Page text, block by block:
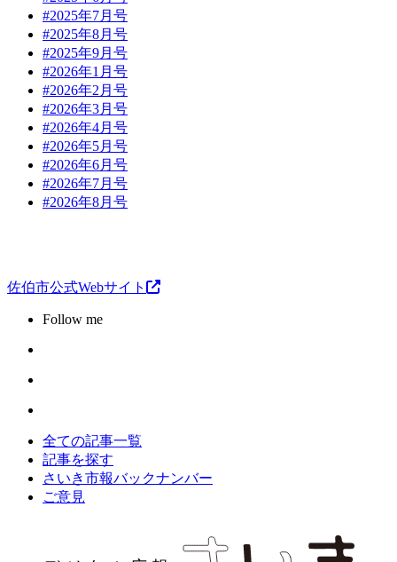
#2025年7月号
#2025年8月号
#2025年9月号
#2026年1月号
#2026年2月号
#2026年3月号
#2026年4月号
#2026年5月号
#2026年6月号
#2026年7月号
#2026年8月号
佐伯市公式Webサイト
Follow me
全ての記事一覧
記事を探す
さいき市報バックナンバー
ご意見